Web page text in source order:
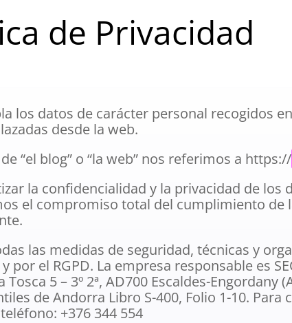
de Privacidad
los datos de carácter personal recogidos en
desde la web.
“el blog” o “la web” nos referimos a https://
la confidencialidad y la privacidad de los
el compromiso total del cumplimiento de
las medidas de seguridad, técnicas y
el RGPD. La empresa responsable es
5 – 3º 2ª, AD700 Escaldes-Engordany
de Andorra Libro S-400, Folio 1-10. Para
+376 344 554